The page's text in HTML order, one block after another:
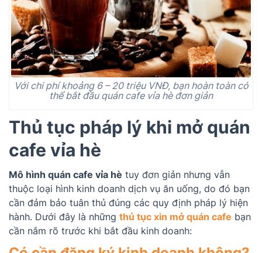
Với chi phí khoảng 6 – 20 triệu VNĐ, bạn hoàn toàn có
thể bắt đầu quán cafe vỉa hè đơn giản
Thủ tục pháp lý khi mở quán
cafe vỉa hè
Mô hình quán cafe vỉa hè tuy đơn giản nhưng vẫn
thuộc loại hình kinh doanh dịch vụ ăn uống, do đó bạn
cần đảm bảo tuân thủ đúng các quy định pháp lý hiện
hành. Dưới đây là những thủ tục xin mở quán cafe bạn
cần nắm rõ trước khi bắt đầu kinh doanh: